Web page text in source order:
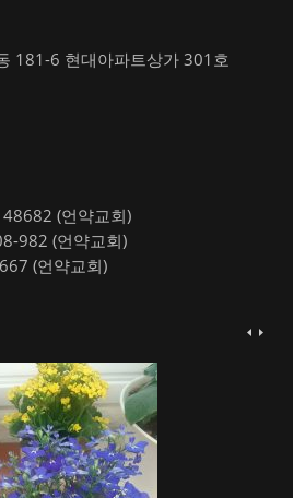
181-6 현대아파트상가 301호
(언약교회)
982 (언약교회)
(언약교회)